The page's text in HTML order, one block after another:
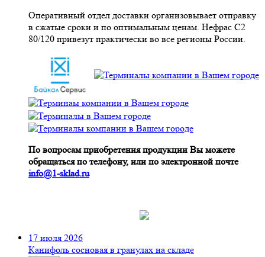
Оперативный отдел доставки организовывает отправку
в сжатые сроки и по оптимальным ценам. Нефрас С2
80/120 привезут практически во все регионы России.
По вопросам приобретения продукции Вы можете
обращаться по телефону, или по электронной почте
info@1-sklad.ru
17 июля 2026
Канифоль сосновая в гранулах на складе